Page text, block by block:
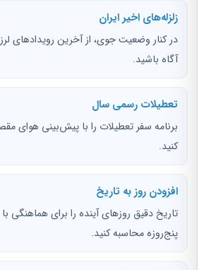
زلزله‌های اخیر ایران
در کنار وضعیت جوی، از آخرین رویدادهای
آگاه باشید.
تعطیلات رسمی سال
برنامه سفر تعطیلات را با پیش‌بینی هوای مقصد
کنید.
افزودن روز به تاریخ
تاریخ دقیق روزهای آینده را برای هماهنگی با
پنج‌روزه محاسبه کنید.